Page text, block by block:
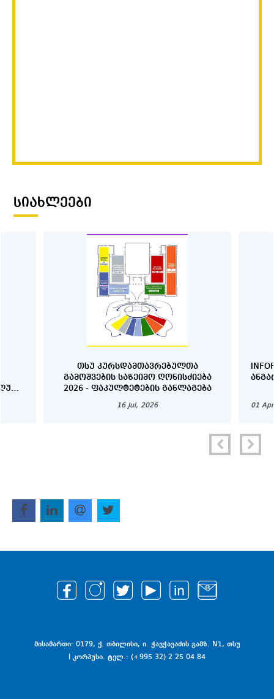
ᲡᲘᲐᲮᲚᲔᲔᲑᲘ
ᲗᲡᲣ ᲙᲣᲠᲡᲓᲐᲛᲗᲐᲕᲠᲔᲑᲣᲚᲗᲐ
ᲒᲐᲛᲝᲨᲕᲔᲑᲘᲡ ᲡᲐᲖᲔᲘᲛᲝ ᲦᲝᲜᲘᲡᲫᲘᲔᲑᲐ
2026 - ᲤᲐᲙᲣᲚᲢᲔᲢᲔᲑᲘᲡ ᲒᲐᲜᲚᲐᲒᲔᲑᲐ
16 Jul, 2026 01
მისამართი: 0179, ქ. თბილისი, ი. ჭავჭავაძის გამზ. N1, თსუ
I კორპუსი. ტელ.: (+995 32) 2 25 04 84